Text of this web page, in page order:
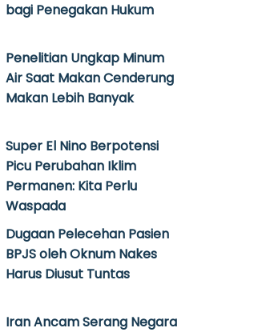
bagi Penegakan Hukum
Penelitian Ungkap Minum
Air Saat Makan Cenderung
Makan Lebih Banyak
Super El Nino Berpotensi
Picu Perubahan Iklim
Permanen: Kita Perlu
Waspada
Dugaan Pelecehan Pasien
BPJS oleh Oknum Nakes
Harus Diusut Tuntas
Iran Ancam Serang Negara